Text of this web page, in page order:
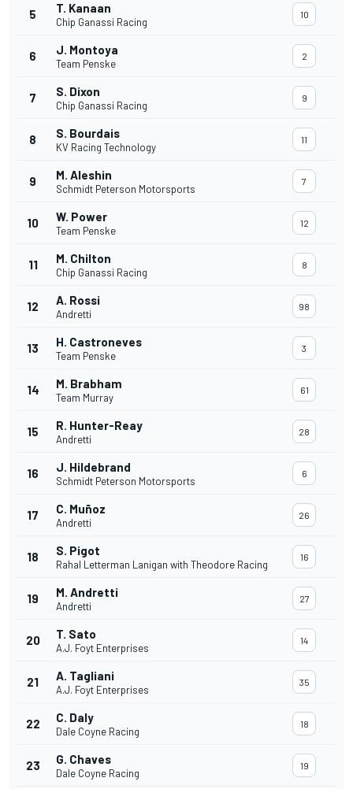
5 T. Kanaan
Chip Ganassi Racing
10
6 J. Montoya
Team Penske
2
7 S. Dixon
Chip Ganassi Racing
9
8 S. Bourdais
KV Racing Technology
11
9 M. Aleshin
Schmidt Peterson Motorsports
7
10 W. Power
Team Penske
12
11 M. Chilton
Chip Ganassi Racing
8
12 A. Rossi
Andretti
98
13 H. Castroneves
Team Penske
3
14 M. Brabham
Team Murray
61
15 R. Hunter-Reay
Andretti
28
16 J. Hildebrand
Schmidt Peterson Motorsports
6
17 C. Muñoz
Andretti
26
18 S. Pigot
Rahal Letterman Lanigan with Theodore Racing
16
19 M. Andretti
Andretti
27
20 T. Sato
A.J. Foyt Enterprises
14
21 A. Tagliani
A.J. Foyt Enterprises
35
22 C. Daly
Dale Coyne Racing
18
23 G. Chaves
Dale Coyne Racing
19